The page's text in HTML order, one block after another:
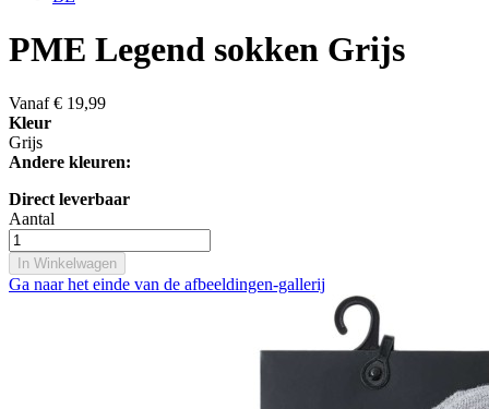
PME Legend sokken Grijs
Vanaf € 19,99
Kleur
Grijs
Andere kleuren:
Direct leverbaar
Aantal
In Winkelwagen
Ga naar het einde van de afbeeldingen-gallerij